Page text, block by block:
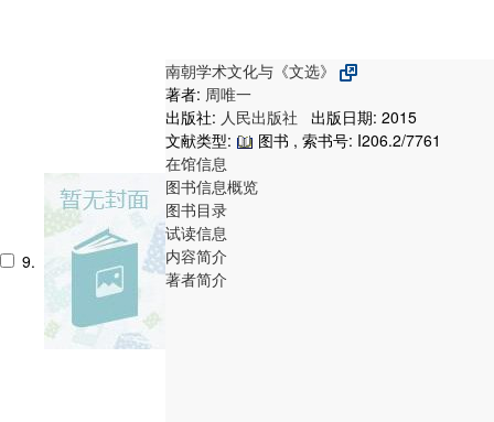
9.
南朝学术文化与《文选》
著者: 周唯一
出版社: 人民出版社
出版日期: 2015
文献类型:
图书 , 索书号: I206.2/7761
在馆信息
图书信息概览
图书目录
试读信息
内容简介
著者简介